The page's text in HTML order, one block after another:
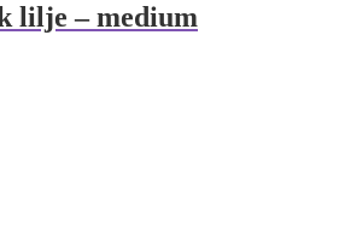
lilje – medium